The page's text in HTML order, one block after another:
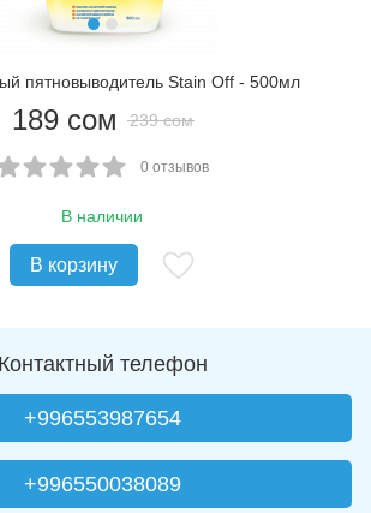
пятновыводитель Stain Off - 500мл
189 сом 239 сом
0 отзывов
В наличии
В корзину
Контактный телефон
+996553987654
+996550038089